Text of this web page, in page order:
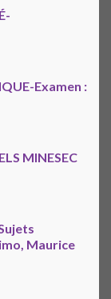
Examen :
MINESEC
Maurice